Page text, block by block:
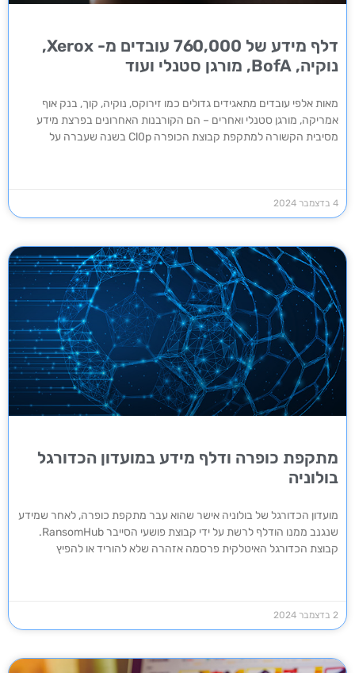
דלף מידע של 760,000 עובדים מ- Xerox,
נוקיה, BofA, מורגן סטנלי ועוד
מאות אלפי עובדים מתאגידים גדולים כמו זירוקס, נוקיה, קוך, בנק אוף
אמריקה, מורגן סטנלי ואחרים – הם הקורבנות האחרונים בפרצת מידע
מסיבית הקשורה למתקפת קבוצת הכופרה Cl0p בשנה שעברה על
4 בדצמבר 2024
מתקפת כופרה ודלף מידע במועדון הכדורגל
בולוניה
מועדון הכדורגל של בולוניה אישר שהוא עבר מתקפת כופרה, לאחר שמידע
שנגנב ממנו הודלף לרשת על ידי קבוצת פושעי הסייבר RansomHub.
קבוצת הכדורגל האיטלקית פרסמה אזהרה שלא להוריד או להפיץ
2 בדצמבר 2024